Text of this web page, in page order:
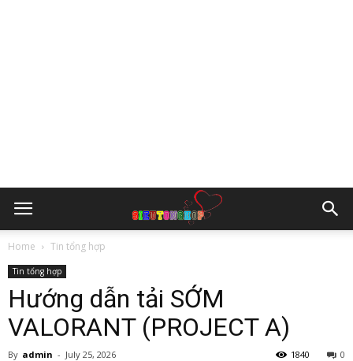
Home Tin tổng hợp
Tin tổng hợp
Hướng dẫn tải SỚM
VALORANT (PROJECT A)
By admin - July 25, 2026 0
1840